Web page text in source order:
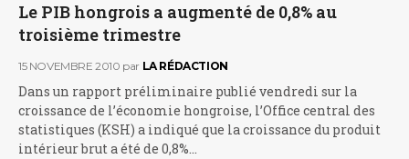
Le PIB hongrois a augmenté de 0,8% au
troisième trimestre
15 NOVEMBRE 2010 par LA RÉDACTION
Dans un rapport préliminaire publié vendredi sur la
croissance de l’économie hongroise, l’Office central des
statistiques (KSH) a indiqué que la croissance du produit
intérieur brut a été de 0,8%…